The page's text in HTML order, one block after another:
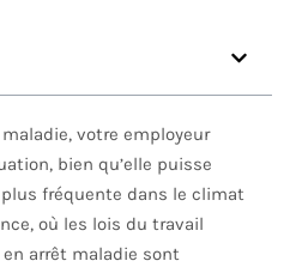
votre employeur
bien qu’elle puisse
fréquente dans le climat
où les lois du travail
arrêt maladie sont